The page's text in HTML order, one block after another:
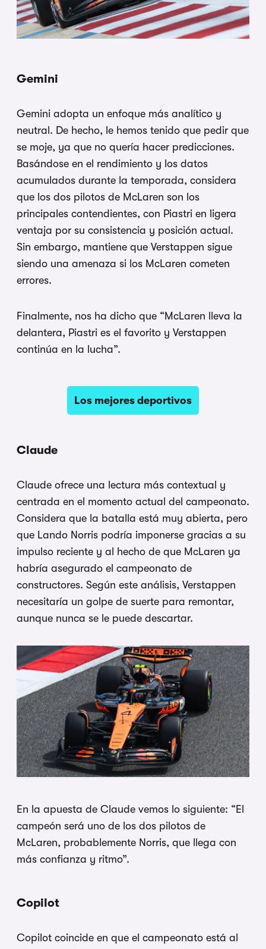
Gemini
Gemini adopta un enfoque más analítico y
neutral. De hecho, le hemos tenido que pedir que
se moje, ya que no quería hacer predicciones.
Basándose en el rendimiento y los datos
acumulados durante la temporada, considera
que los dos pilotos de McLaren son los
principales contendientes, con Piastri en ligera
ventaja por su consistencia y posición actual.
Sin embargo, mantiene que Verstappen sigue
siendo una amenaza si los McLaren cometen
errores.
Finalmente, nos ha dicho que “McLaren lleva la
delantera, Piastri es el favorito y Verstappen
continúa en la lucha”.
Los mejores deportivos
Claude
Claude ofrece una lectura más contextual y
centrada en el momento actual del campeonato.
Considera que la batalla está muy abierta, pero
que Lando Norris podría imponerse gracias a su
impulso reciente y al hecho de que McLaren ya
habría asegurado el campeonato de
constructores. Según este análisis, Verstappen
necesitaría un golpe de suerte para remontar,
aunque nunca se le puede descartar.
En la apuesta de Claude vemos lo siguiente: “El
campeón será uno de los dos pilotos de
McLaren, probablemente Norris, que llega con
más confianza y ritmo”.
Copilot
Copilot coincide en que el campeonato está al